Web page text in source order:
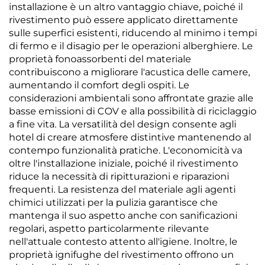
installazione è un altro vantaggio chiave, poiché il
rivestimento può essere applicato direttamente
sulle superfici esistenti, riducendo al minimo i tempi
di fermo e il disagio per le operazioni alberghiere. Le
proprietà fonoassorbenti del materiale
contribuiscono a migliorare l'acustica delle camere,
aumentando il comfort degli ospiti. Le
considerazioni ambientali sono affrontate grazie alle
basse emissioni di COV e alla possibilità di riciclaggio
a fine vita. La versatilità del design consente agli
hotel di creare atmosfere distintive mantenendo al
contempo funzionalità pratiche. L'economicità va
oltre l'installazione iniziale, poiché il rivestimento
riduce la necessità di ripitturazioni e riparazioni
frequenti. La resistenza del materiale agli agenti
chimici utilizzati per la pulizia garantisce che
mantenga il suo aspetto anche con sanificazioni
regolari, aspetto particolarmente rilevante
nell'attuale contesto attento all'igiene. Inoltre, le
proprietà ignifughe del rivestimento offrono un